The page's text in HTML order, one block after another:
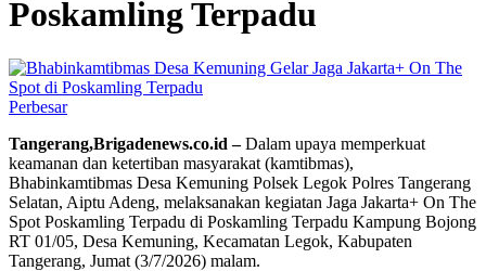
Poskamling Terpadu
Perbesar
Tangerang,Brigadenews.co.id –Dalam upaya memperkuat
keamanan dan ketertiban masyarakat (kamtibmas),
Bhabinkamtibmas Desa Kemuning Polsek Legok Polres Tangerang
Selatan, Aiptu Adeng, melaksanakan kegiatan Jaga Jakarta+ On The
Spot Poskamling Terpadu di Poskamling Terpadu Kampung Bojong
RT 01/05, Desa Kemuning, Kecamatan Legok, Kabupaten
Tangerang, Jumat (3/7/2026) malam.